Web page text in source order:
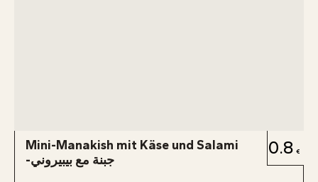
Mini-Manakish mit Käse und Salami
-جبنة مع بيبيروني
0.8